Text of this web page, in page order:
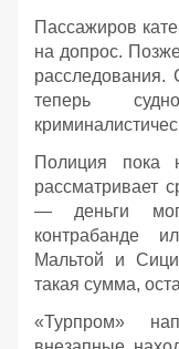
Пассажиров
на допрос.
расследования.
теперь
Полиция пока
рассматривает
— деньги
контрабанде
Мальтой и
такая сумма,
«Турпром»